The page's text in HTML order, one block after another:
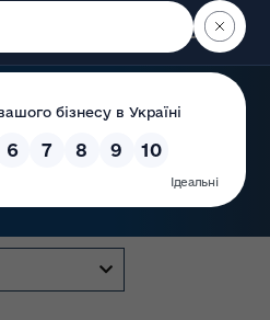
Пошук